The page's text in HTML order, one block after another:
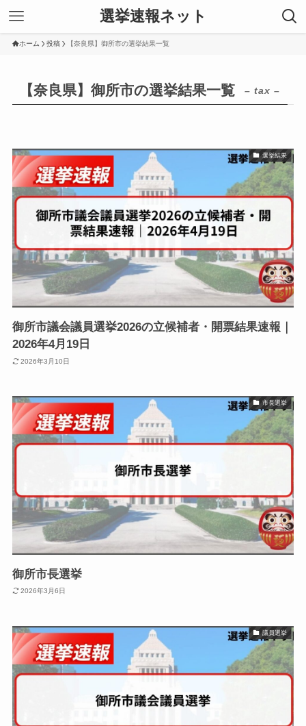
選挙速報ネット
ホーム 投稿 【奈良県】御所市の選挙結果一覧
【奈良県】御所市の選挙結果一覧 – tax –
選挙結果
御所市議会議員選挙2026の立候補者・開票結果速報｜
2026年4月19日
2026年3月10日
市長選挙
御所市長選挙
2026年3月6日
議員選挙